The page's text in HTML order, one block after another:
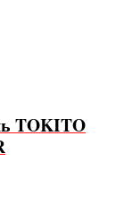
TOKITO